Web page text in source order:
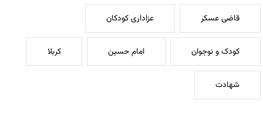
قاضی عسکر عزاداری کودکان
کودک و نوجوان امام حسین کربلا
شهادت